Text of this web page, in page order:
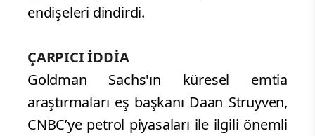
endişeleri dindirdi.
ÇARPICI İDDİA
Goldman Sachs'ın küresel emtia
araştırmaları eş başkanı Daan Struyven,
CNBC’ye petrol piyasaları ile ilgili önemli